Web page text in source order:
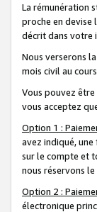
La rémunération
proche en devise
décrit dans votre
Nous verserons
mois civil au
Vous pouvez
vous acceptez
Option 1 :
avez indiqué,
sur le compte et
nous réservons
Option 2 :
électronique